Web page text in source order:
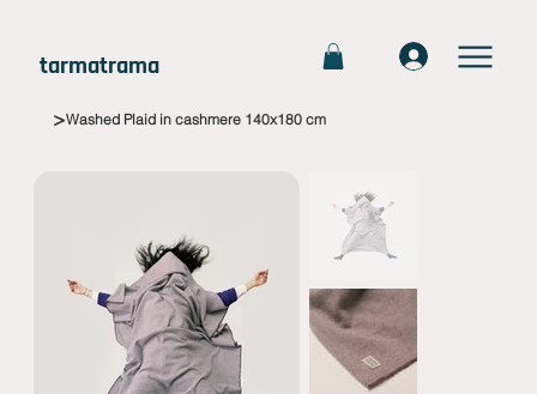
tarmatrama
>Washed Plaid in cashmere 140x180 cm